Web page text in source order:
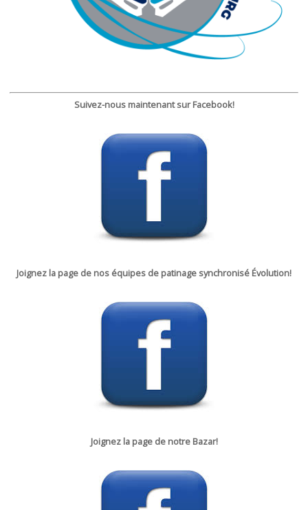
Suivez-nous maintenant sur Facebook!
Joignez la page de nos équipes de patinage synchronisé Évolution!
Joignez la page de notre Bazar!